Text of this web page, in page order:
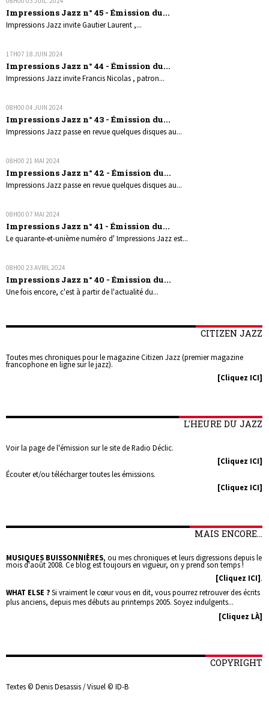
Impressions Jazz n° 45 - Émission du...
Impressions Jazz invite Gautier Laurent ,...
17H07 18 JUIN 2024
Impressions Jazz n° 44 - Émission du...
Impressions Jazz invite Francis Nicolas , patron...
08H00 04 JUIN 2024
Impressions Jazz n° 43 - Émission du...
Impressions Jazz passe en revue quelques disques au...
08H00 21 MAI 2024
Impressions Jazz n° 42 - Émission du...
Impressions Jazz passe en revue quelques disques au...
08H00 07 MAI 2024
Impressions Jazz n° 41 - Émission du...
Le quarante-et-unième numéro d' Impressions Jazz est...
08H00 23 AVRIL 2024
Impressions Jazz n° 40 - Émission du...
Une fois encore, c'est à partir de l'actualité du...
CITIZEN JAZZ
Toutes mes chroniques pour le magazine Citizen Jazz (premier magazine
francophone en ligne sur le jazz).
[Cliquez ICI]
L'HEURE DU JAZZ
Voir la page de l'émission sur le site de Radio Déclic.
[Cliquez ICI]
Écouter et/ou télécharger toutes les émissions.
[Cliquez ICI]
MAIS ENCORE...
MUSIQUES BUISSONNIÈRES, ou mes chroniques et leurs digressions depuis le
mois d'août 2008. Ce blog est toujours en vigueur, on y prend son temps !
[Cliquez ICI].
WHAT ELSE ?Si vraiment le cœur vous en dit, vous pourrez retrouver des écrits
plus anciens, depuis mes débuts au printemps 2005. Soyez indulgents...
[Cliquez LÀ]
COPYRIGHT
Textes © Denis Desassis / Visuel © ID-B